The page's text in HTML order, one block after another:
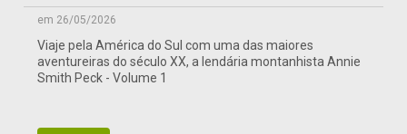
em 26/05/2026
Viaje pela América do Sul com uma das maiores
aventureiras do século XX, a lendária montanhista Annie
Smith Peck - Volume 1